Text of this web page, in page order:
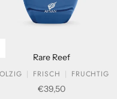
den Warenkorb legen
Rare Reef
FRISCH
FRUCHTIG
Verkaufspreis
€39,50